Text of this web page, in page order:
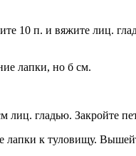
10 п. и вяжите лиц.
лапки, но б см.
лиц. гладью. Закройте
лапки к туловищу.